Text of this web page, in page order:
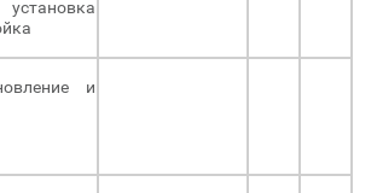
установка
и